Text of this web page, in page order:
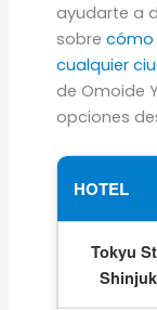
ayudarte a
sobre cómo
cualquier
de Omoide
opciones
HOTEL
Tokyu